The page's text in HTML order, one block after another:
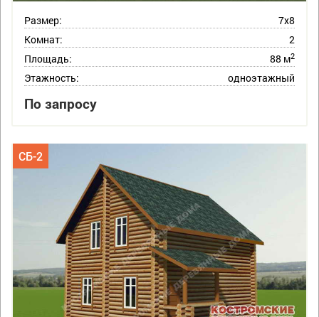
Размер:
7х8
Комнат:
2
Площадь:
88 м2
Этажность: одноэтажный
По запросу
СБ-2